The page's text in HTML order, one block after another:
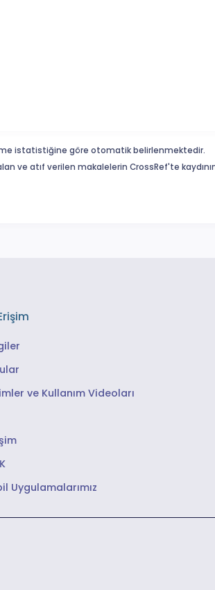
istatistiğine göre otomatik belirlenmektedir.
ve atıf verilen makalelerin CrossRef'te
ve Kullanım Videoları
Uygulamalarımız